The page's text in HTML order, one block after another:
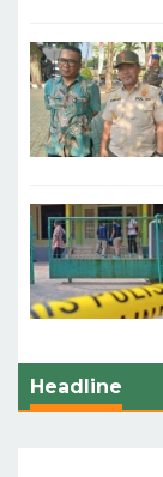
Headline